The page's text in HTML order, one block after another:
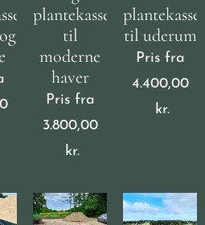
plantekasse
til
moderne
haver
Pris fra
3.800,00
kr.
plantekasse
til uderum
Pris fra
4.400,00
kr.